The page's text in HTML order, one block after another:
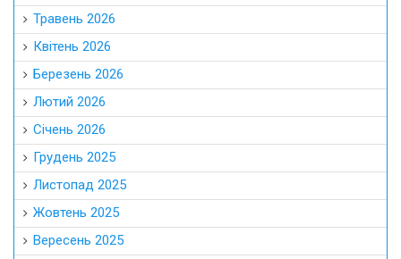
Травень 2026
Квітень 2026
Березень 2026
Лютий 2026
Січень 2026
Грудень 2025
Листопад 2025
Жовтень 2025
Вересень 2025